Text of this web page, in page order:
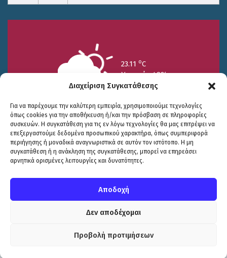
Διαχείριση Συγκατάθεσης
Για να παρέχουμε την καλύτερη εμπειρία, χρησιμοποιούμε τεχνολογίες
όπως cookies για την αποθήκευση ή/και την πρόσβαση σε πληροφορίες
συσκευών. Η συγκατάθεση για τις εν λόγω τεχνολογίες θα μας επιτρέψει να
επεξεργαστούμε δεδομένα προσωπικού χαρακτήρα, όπως συμπεριφορά
περιήγησης ή μοναδικά αναγνωριστικά σε αυτόν τον ιστότοπο. Η μη
συγκατάθεση ή η ανάκληση της συγκατάθεσης, μπορεί να επηρεάσει
αρνητικά ορισμένες λειτουργίες και δυνατότητες.
Αποδοχή
Δεν αποδέχομαι
Προβολή προτιμήσεων
23.11 oC
Υγρασία 49%
25/7
15.73 oC
26/7
17.99oC
27/7
20.94oC
© COPYRIGHT ΔΗΜΟΣ ΣΟΥΛΙΟΥ 2026
ΕΓΚΡΙΤΟΣ GROUP